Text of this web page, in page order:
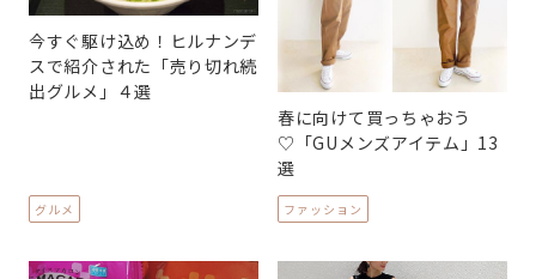
今すぐ駆け込め！ヒルナンデ
スで紹介された「売り切れ続
出グルメ」４選
グルメ
春に向けて買っちゃおう
♡「GUメンズアイテム」13
選
ファッション